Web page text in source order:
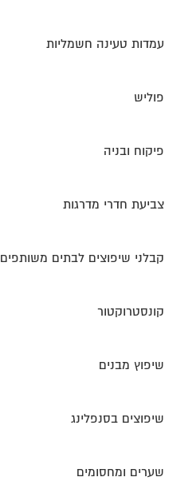
עמדות טעינה חשמליות
פוליש
פיקוח ובניה
צביעת חדרי מדרגות
קבלני שיפוצים לבתים משותפים
קונסטרוקטור
שיפוץ מבנים
שיפוצים בסנפלינג
שערים ומחסומים